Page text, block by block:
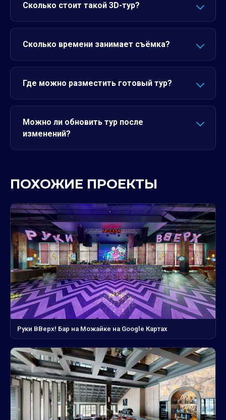
Сколько стоит такой 3D-тур?
Сколько времени занимает съёмка?
Где можно разместить готовый тур?
Можно ли обновить тур после
изменений?
ПОХОЖИЕ ПРОЕКТЫ
Руки ВВерх! Бар на Можайке на Google Картах